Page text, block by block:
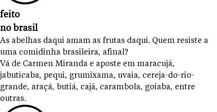
feito
no brasil
As abelhas daqui amam as frutas daqui. Quem resiste a
uma comidinha brasileira, afinal?
Vá de Carmen Miranda e aposte em maracujá,
jabuticaba, pequi, grumixama, uvaia, cereja-do-rio-
grande, araçá, butiá, cajá, carambola, goiaba, entre
outras.